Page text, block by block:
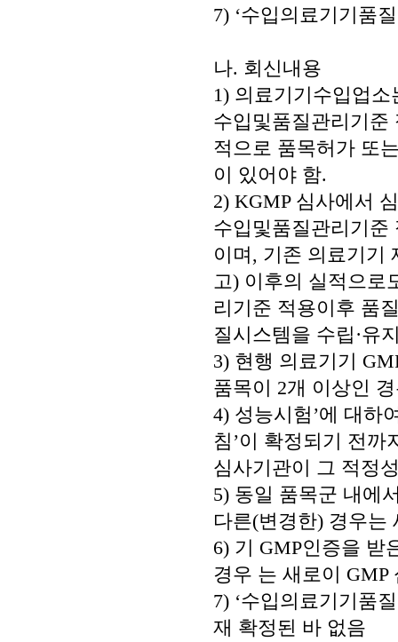
7) ‘수입의료기기품
나. 회신내용
1) 의료기기수입업소
수입및품질관리기준
적으로 품목허가 또
이 있어야 함.
2) KGMP 심사에서
수입및품질관리기준
이며, 기존 의료기기
고) 이후의 실적으로
리기준 적용이후 품
질시스템을 수립·유
3) 현행 의료기기
품목이 2개 이상인
4) 성능시험’에 대하
침’이 확정되기 전까
심사기관이 그 적정
5) 동일 품목군 내에
다른(변경한) 경우는
6) 기 GMP인증을 받
경우 는 새로이
7) ‘수입의료기기품
재 확정된 바 없음